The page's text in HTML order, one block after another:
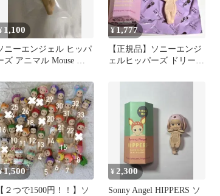
1,100
ニーエンジェル ヒッパ
ズ アニマル Mouse マ
¥ 1,777
【正規品】ソニーエンジ
ェルヒッパーズ ドリーミ
HIPPERS
1,500
【２つで1500円！！】ソ
¥ 2,300
Sonny Angel HIPPERS ソ